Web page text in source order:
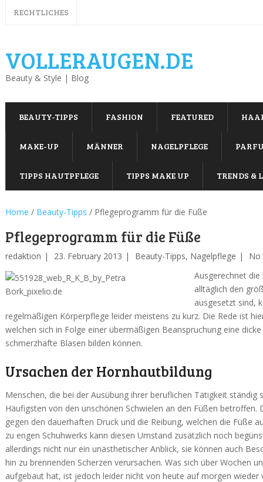
RECHTLICHES
VOLLERAUGEN.DE
Beauty & Style | Blog
BEAUTY-TIPPS FASHION FEATURED
MAKE-UP MÄNNER NAGELPFLEGE
TIPPS HAUTPFLEGE TIPPS MAKE UP TRENDS &
Home / Beauty-Tipps / Pflegeprogramm für die Füße
Pflegeprogramm für die Füße
redaktion 23. February 2013 Beauty-Tipps, Nagelpflege
No
Ausgerechnet
alltäglich den
ausgesetzt sind,
regelmäßigen Körperpflege leider meistens zu kurz. Die Rede ist
welchen sich in Folge einer übermäßigen Beanspruchung eine
schmerzhafte Blasen bilden können.
Ursachen der Hornhautbildung
Menschen, die bei der Ausübung ihrer beruflichen Tätigkeit ständig
Häufigsten von den unschönen Schwielen an den Füßen betroffen.
gegen den dauerhaften Druck und die Reibung, welchen die Füße
zu engen Schuhwerks kann diesen Umstand zusätzlich noch
allerdings nicht nur ein unästhetischer Anblick, sie können auch
hin zu brennenden Scherzen verursachen. Was sich über Wochen
aufgebaut hat, ist jedoch leider nicht von heute auf morgen wieder